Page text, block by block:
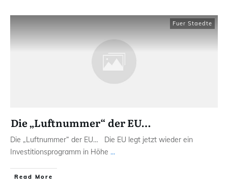
Fuer Staedte
Die „Luftnummer“ der EU…
Die „Luftnummer“ der EU… Die EU legt jetzt wieder ein
Investitionsprogramm in Höhe ...
Read More